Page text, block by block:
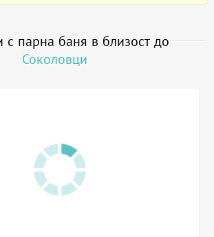
с парна баня в близост до
Соколовци